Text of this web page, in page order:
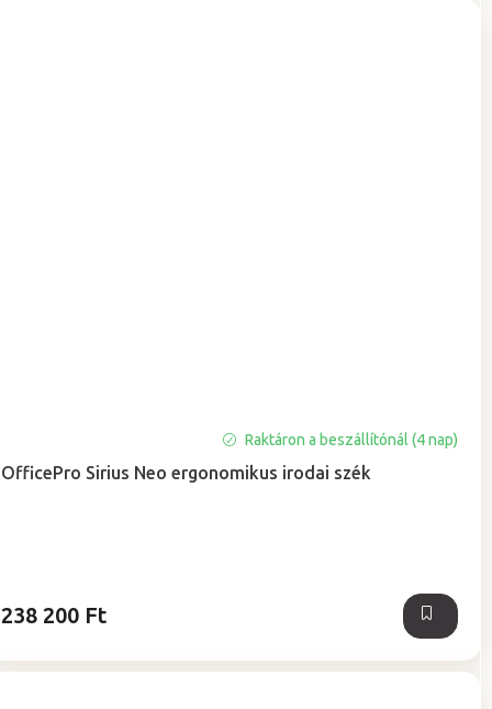
OfficePro Sirius Neo ergonomikus irodai szék
Raktáron a beszállítónál (4 nap)
238 200 Ft